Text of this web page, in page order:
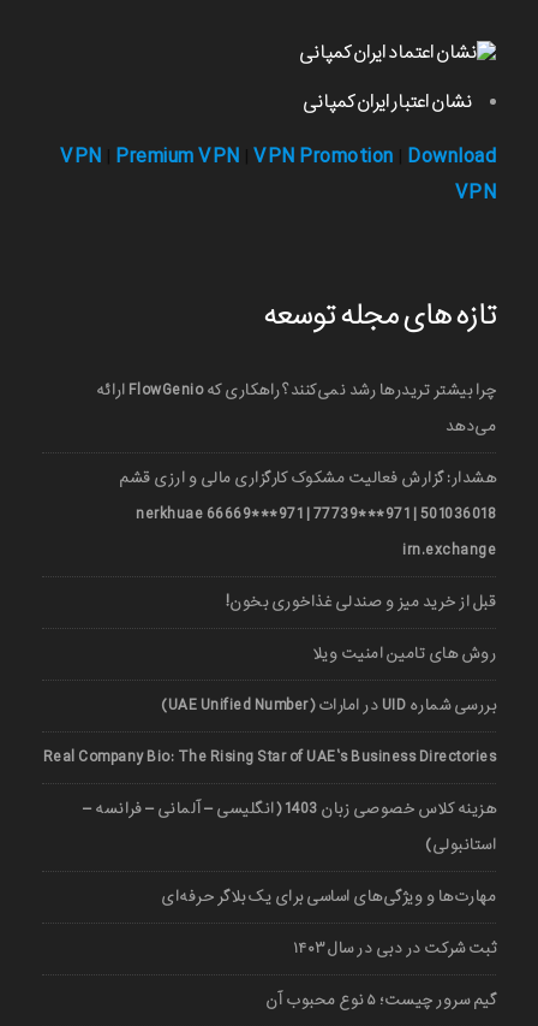
نشان اعتبار ایران کمپانی
VPN Premium VPN VPN Promotion Download
VPN
تازه های مجله توسعه
چرا بیشتر تریدرها رشد نمی‌کنند؟ راهکاری که FlowGenio ارائه
می‌دهد
هشدار: گزارش فعالیت مشکوک کارگزاری مالی و ارزی قشم
501036018 | 971***77739 | 971***66669 nerkhuae
irn.exchange
قبل از خرید میز و صندلی غذاخوری بخون!
روش های تامین امنیت ویلا
بررسی شماره UID در امارات (UAE Unified Number)
Real Company Bio: The Rising Star of UAE’s Business Directories
هزینه کلاس خصوصی زبان 1403 (انگلیسی – آلمانی – فرانسه –
استانبولی)
مهارت‌ها و ویژگی‌های اساسی برای یک بلاگر حرفه‌ای
ثبت شرکت در دبی در سال ۱۴۰۳
گیم سرور چیست؛ ۵ نوع محبوب آن